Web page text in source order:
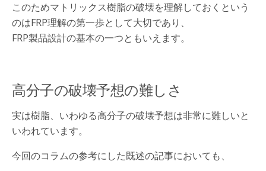
このためマトリックス樹脂の破壊を理解しておくという
のはFRP理解の第一歩として大切であり、
FRP製品設計の基本の一つともいえます。
高分子の破壊予想の難しさ
実は樹脂、いわゆる高分子の破壊予想は非常に難しいと
いわれています。
今回のコラムの参考にした既述の記事においても、